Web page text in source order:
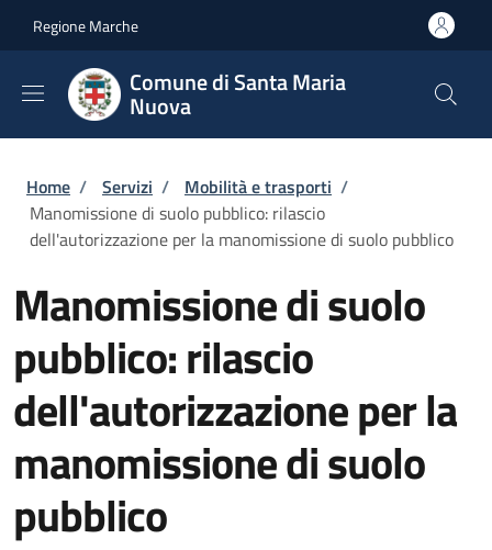
Regione Marche
Comune di Santa Maria
Nuova
Briciole di pane
Home / Servizi / Mobilità e trasporti /
Manomissione di suolo pubblico: rilascio
dell'autorizzazione per la manomissione di suolo pubblico
Manomissione di suolo
pubblico: rilascio
dell'autorizzazione per la
manomissione di suolo
pubblico